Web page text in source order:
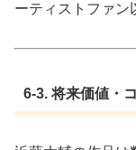
ーティストファン
6-3. 将来価値・